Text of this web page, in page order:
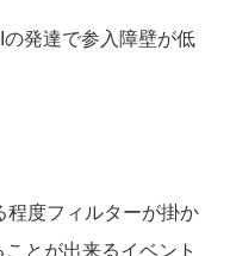
発達で参入障壁が低
程度フィルターが掛か
とが出来るイベント